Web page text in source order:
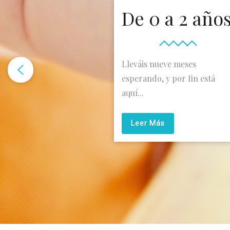
De 0 a 2
Lleváis nueve meses
esperando, y por fin está
aquí...
Leer Más